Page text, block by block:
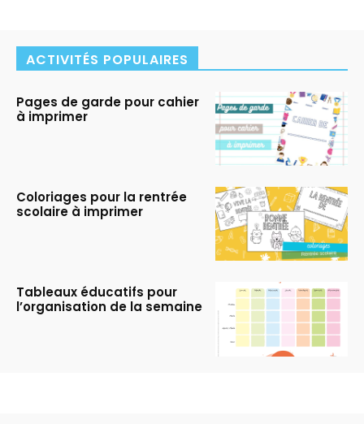
ACTIVITÉS POPULAIRES
Pages de garde pour cahier
à imprimer
Coloriages pour la rentrée
scolaire à imprimer
Tableaux éducatifs pour
l’organisation de la semaine